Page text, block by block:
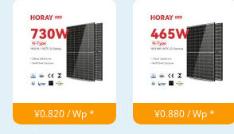
¥0.820 / Wp * ¥0.880 / Wp *